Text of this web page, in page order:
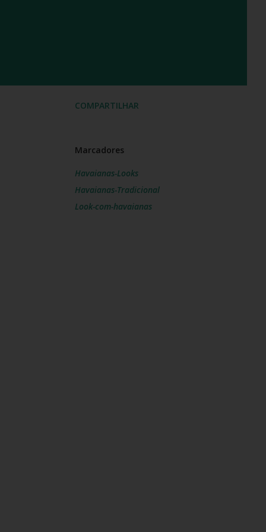
COMPARTILHAR
Marcadores
Havaianas-Looks
Havaianas-Tradicional
Look-com-havaianas